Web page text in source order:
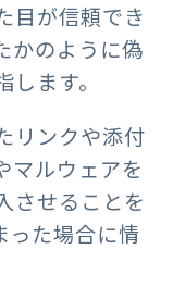
目が信頼でき
かのように偽
ます。
リンクや添付
マルウェアを
させることを
った場合に情